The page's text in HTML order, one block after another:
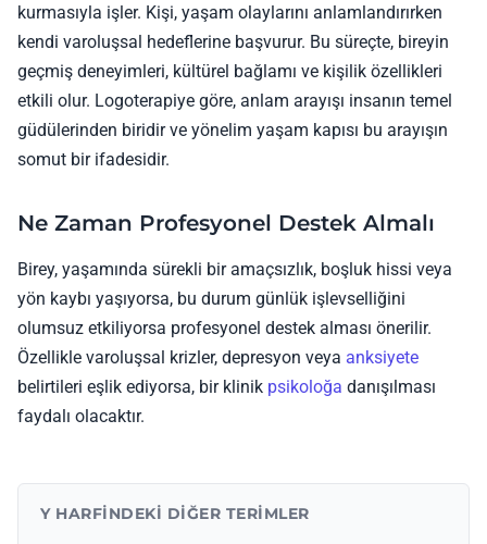
kurmasıyla işler. Kişi, yaşam olaylarını anlamlandırırken
kendi varoluşsal hedeflerine başvurur. Bu süreçte, bireyin
geçmiş deneyimleri, kültürel bağlamı ve kişilik özellikleri
etkili olur. Logoterapiye göre, anlam arayışı insanın temel
güdülerinden biridir ve yönelim yaşam kapısı bu arayışın
somut bir ifadesidir.
Ne Zaman Profesyonel Destek Almalı
Birey, yaşamında sürekli bir amaçsızlık, boşluk hissi veya
yön kaybı yaşıyorsa, bu durum günlük işlevselliğini
olumsuz etkiliyorsa profesyonel destek alması önerilir.
Özellikle varoluşsal krizler, depresyon veya anksiyete
belirtileri eşlik ediyorsa, bir klinik psikoloğa danışılması
faydalı olacaktır.
Y HARFINDEKI DIĞER TERIMLER